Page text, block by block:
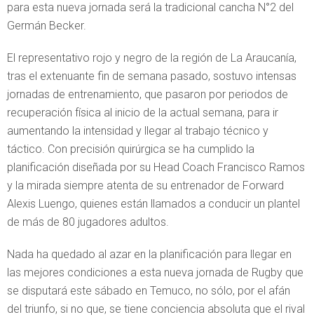
para esta nueva jornada será la tradicional cancha N°2 del
Germán Becker.
El representativo rojo y negro de la región de La Araucanía,
tras el extenuante fin de semana pasado, sostuvo intensas
jornadas de entrenamiento, que pasaron por periodos de
recuperación física al inicio de la actual semana, para ir
aumentando la intensidad y llegar al trabajo técnico y
táctico. Con precisión quirúrgica se ha cumplido la
planificación diseñada por su Head Coach Francisco Ramos
y la mirada siempre atenta de su entrenador de Forward
Alexis Luengo, quienes están llamados a conducir un plantel
de más de 80 jugadores adultos.
Nada ha quedado al azar en la planificación para llegar en
las mejores condiciones a esta nueva jornada de Rugby que
se disputará este sábado en Temuco, no sólo, por el afán
del triunfo, si no que, se tiene conciencia absoluta que el rival